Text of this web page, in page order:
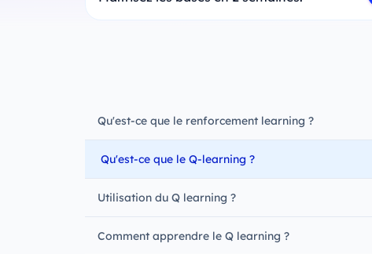
Qu'est-ce que le renforcement learning ?
Qu'est-ce que le Q-learning ?
Utilisation du Q learning ?
Comment apprendre le Q learning ?